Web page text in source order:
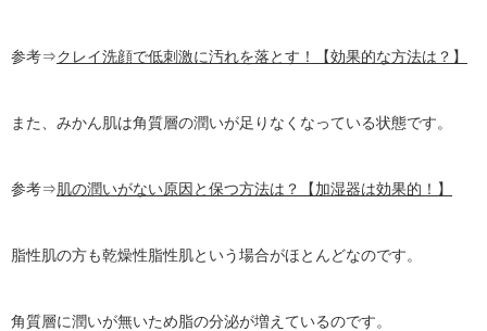
参考⇒クレイ洗顔で低刺激に汚れを落とす！【効果的な方法は？】
また、みかん肌は角質層の潤いが足りなくなっている状態です。
参考⇒肌の潤いがない原因と保つ方法は？【加湿器は効果的！】
脂性肌の方も乾燥性脂性肌という場合がほとんどなのです。
角質層に潤いが無いため脂の分泌が増えているのです。